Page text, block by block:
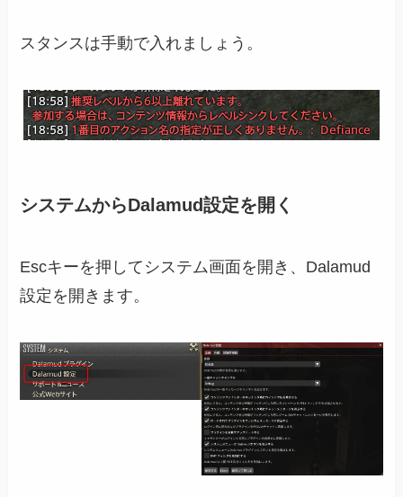
スタンスは手動で入れましょう。
システムからDalamud設定を開く
Escキーを押してシステム画面を開き、Dalamud
設定を開きます。